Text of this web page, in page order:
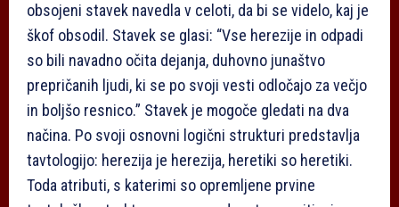
obsojeni stavek navedla v celoti, da bi se videlo, kaj je
škof obsodil. Stavek se glasi: “Vse herezije in odpadi
so bili navadno očita dejanja, duhovno junaštvo
prepričanih ljudi, ki se po svoji vesti odločajo za večjo
in boljšo resnico.” Stavek je mogoče gledati na dva
načina. Po svoji osnovni logični strukturi predstavlja
tavtologijo: herezija je herezija, heretiki so heretiki.
Toda atributi, s katerimi so opremljene prvine